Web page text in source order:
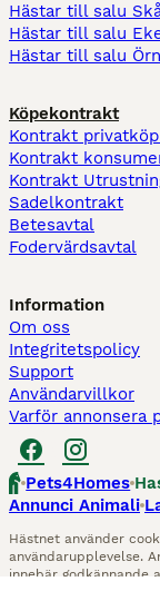
Hästar till salu
Hästar till salu
Hästar till salu
Köpekontrakt
Kontrakt
Kontrakt
Kontrakt
Sadelkontrakt
Betesavtal
Fodervärdsavtal
Information
Om oss
Integritetspolicy
Support
Användarvillkor
Varför annonsera
Pets4Homes
Annunci Animali
Hästnet använder
användarupplevelse.
innebär godkännande